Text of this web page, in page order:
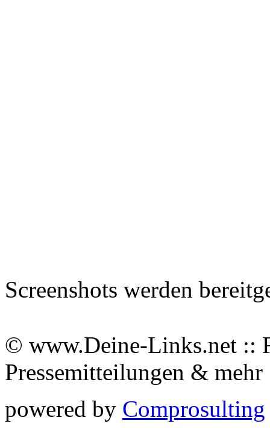
Screenshots werden
© www.Deine-Links.net ::
Pressemitteilungen &
powered by Comprosulting